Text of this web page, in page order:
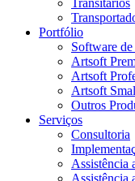
Portfólio
Software de
Artsoft
Artsoft
Artsoft
Outros
Serviços
Consultoria
Assistência
Assistência